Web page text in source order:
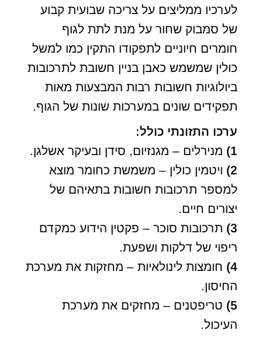
לערכיו ממליצים על צריכה שבועית קבוע
של סמבוק שחור על מנת לתת לגוף
חומרים חיוניים לתפקודו התקין כמו למשל
כולין שמשמש כאבן בניין חשובת לתרכובות
ביולוגיות חשובות רבות המבצעות מאות
תפקידים שונים במערכות שונות של הגוף.
ערכו התזונתי כולל:
1) מנירלים – מגנזיום, סידן ובעיקר אשלגן.
2) ויטמין כולין – משמשת כחומר מוצא
למספר תרכובות חשובות בתאיהם של
יצורים חיים.
3) תרכובות סוכר – פקטין הידוע כמקדם
ריפוי של דלקות ושפעת.
4)
חומצות לינולאיות – מחזקות את מערכת
החיסון.
5) טריפטנים – מחזקים את מערכת
העיכול.